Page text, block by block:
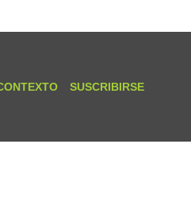
SUSCRIBIRSE